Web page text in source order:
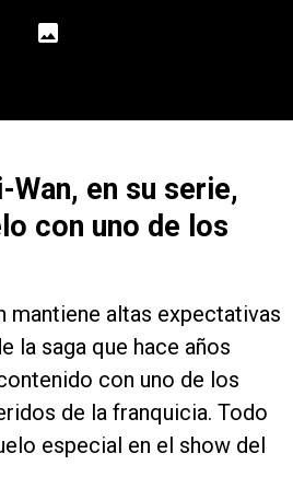
Wan, en su serie,
con uno de los
mantiene altas expectativas
la saga que hace años
con uno de los
de la franquicia. Todo
especial en el show del